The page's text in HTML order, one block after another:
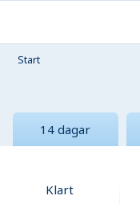
Start
14 dagar
Klart